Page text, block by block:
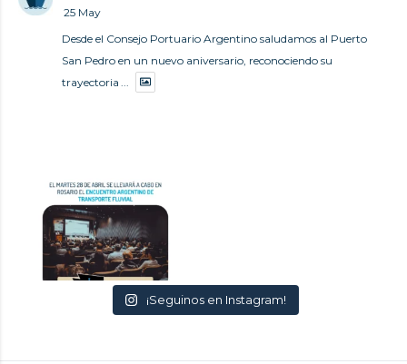
25 May
Desde el Consejo Portuario Argentino saludamos al Puerto
San Pedro en un nuevo aniversario, reconociendo su
trayectoria
¡Seguinos en Instagram!